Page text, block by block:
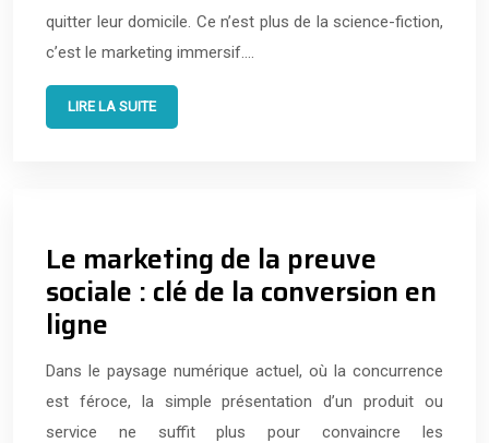
quitter leur domicile. Ce n’est plus de la science-fiction,
c’est le marketing immersif….
LIRE LA SUITE
Le marketing de la preuve
sociale : clé de la conversion en
ligne
Dans le paysage numérique actuel, où la concurrence
est féroce, la simple présentation d’un produit ou
service ne suffit plus pour convaincre les